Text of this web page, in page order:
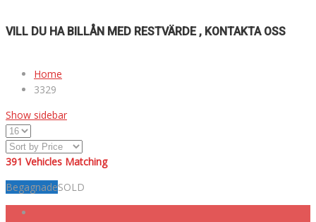
VILL DU HA BILLÅN MED RESTVÄRDE , KONTAKTA OSS
Home
3329
Show sidebar
391 Vehicles Matching
BegagnadeSOLD